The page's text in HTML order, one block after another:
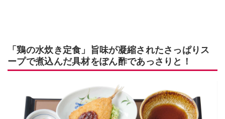
「鶏の水炊き定食」旨味が凝縮されたさっぱりス
ープで煮込んだ具材をぽん酢であっさりと！